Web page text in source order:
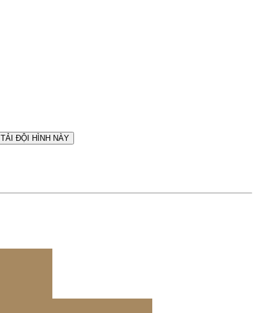
TẢI ĐỘI HÌNH NÀY